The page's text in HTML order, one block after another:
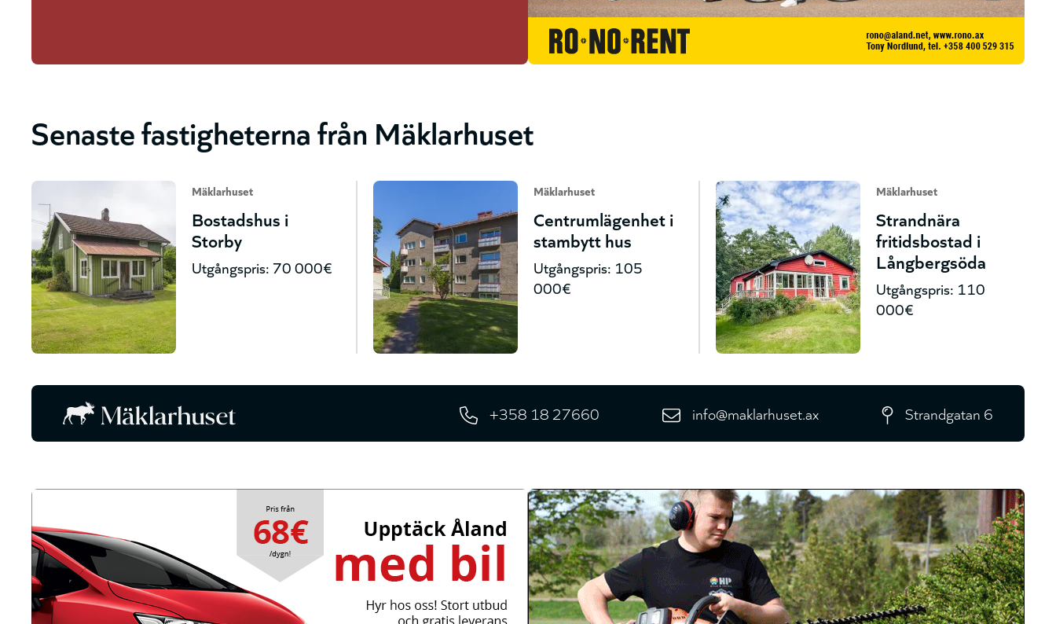
Senaste fastigheterna från Mäklarhuset
Mäklarhuset
Bostadshus i
Storby
Utgångspris: 70 000€
Mäklarhuset
Centrumlägenhet i
stambytt hus
Utgångspris: 105
000€
Mäklarhuset
Strandnära
fritidsbostad i
Långbergsöda
Utgångspris: 110
000€
+358 18 27660 info@maklarhuset.ax Strandgatan 6